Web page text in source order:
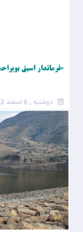
«فرماندار اسبق
دوشنبه , 6 اسفند 1403